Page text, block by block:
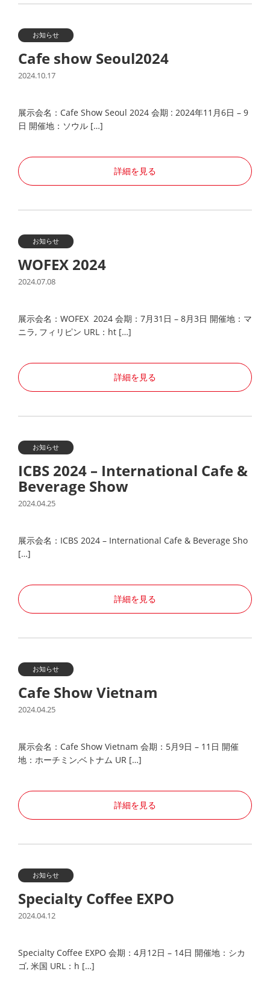
お知らせ
Cafe show Seoul2024
2024.10.17
展示会名：Cafe Show Seoul 2024 会期 : 2024年11月6日 – 9
日 開催地：ソウル […]
詳細を見る
お知らせ
WOFEX 2024
2024.07.08
展示会名：WOFEX 2024 会期：7月31日 – 8月3日 開催地：マ
ニラ, フィリピン URL：ht […]
詳細を見る
お知らせ
ICBS 2024 – International Cafe &
Beverage Show
2024.04.25
展示会名：ICBS 2024 – International Cafe & Beverage Sho
[…]
詳細を見る
お知らせ
Cafe Show Vietnam
2024.04.25
展示会名：Cafe Show Vietnam 会期：5月9日 – 11日 開催
地：ホーチミン,ベトナム UR […]
詳細を見る
お知らせ
Specialty Coffee EXPO
2024.04.12
Specialty Coffee EXPO 会期：4月12日 – 14日 開催地：シカ
ゴ, 米国 URL：h […]